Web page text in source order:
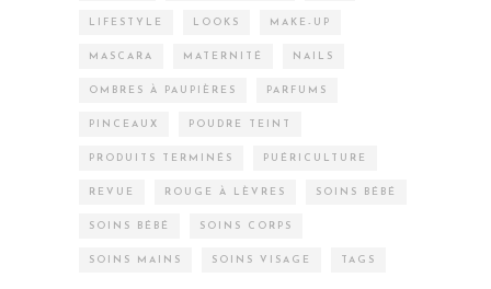
LIFESTYLE LOOKS MAKE-UP
MASCARA MATERNITÉ NAILS
OMBRES À PAUPIÈRES PARFUMS
PINCEAUX POUDRE TEINT
PRODUITS TERMINÉS PUÉRICULTURE
REVUE ROUGE À LÈVRES SOINS BÉBÉ
SOINS BÉBÉ SOINS CORPS
SOINS MAINS SOINS VISAGE TAGS